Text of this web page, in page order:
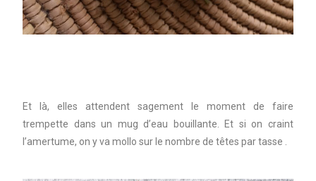
Et là, elles attendent sagement le moment de faire
trempette dans un mug d’eau bouillante. Et si on craint
l’amertume, on y va mollo sur le nombre de têtes par tasse .